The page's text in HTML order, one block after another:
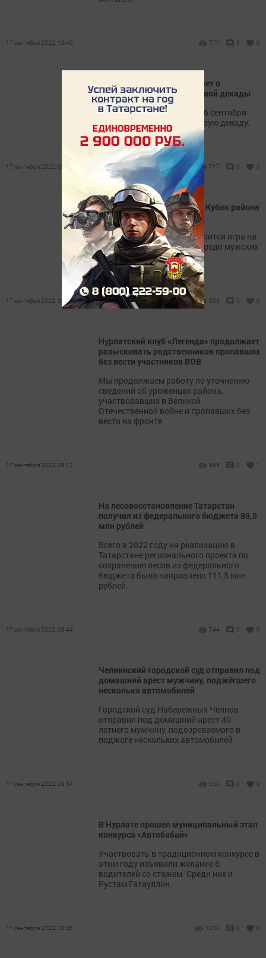
17 сентября 2022, 10:40 771 0 0
«Нурлат-информ» объявляет о
проведении осенней призовой декады
«Нурлат-информ» с 17 по 26 сентября
объявляет осеннюю призовую декаду.
17 сентября 2022, 09:41 717 0 0
В Нурлате пройдёт игра на Кубок района
по футболу
Сегодня, 17 сентября, состоится игра на
Кубок района по футболу среди мужских
команд.
17 сентября 2022, 09:25 853 0 0
Нурлатский клуб «Легенда» продолжает
разыскивать родственников пропавших
без вести участников ВОВ
Мы продолжаем работу по уточнению
сведений об уроженцах района,
участвовавших в Великой
Отечественной войне и пропавших без
вести на фронте.
17 сентября 2022, 09:13 965 0 1
На лесовосстановление Татарстан
получил из федерального бюджета 89,5
млн рублей
Всего в 2022 году на реализацию в
Татарстане регионального проекта по
сохранению лесов из федерального
бюджета было направлено 111,5 млн
рублей.
17 сентября 2022, 08:44 744 0 0
Челнинский городской суд отправил под
домашний арест мужчину, поджёгшего
несколько автомобилей
Городской суд Набережных Челнов
отправил под домашний арест 40-
летнего мужчину, подозреваемого в
поджоге нескольких автомобилей.
17 сентября 2022, 08:34 635 0 0
В Нурлате прошел муниципальный этап
конкурса «Автобабай»
Участвовать в традиционном конкурсе в
этом году изъявили желание 6
водителей со стажем. Среди них и
Рустам Гатауллин.
17 сентября 2022, 08:06 1034 0 0